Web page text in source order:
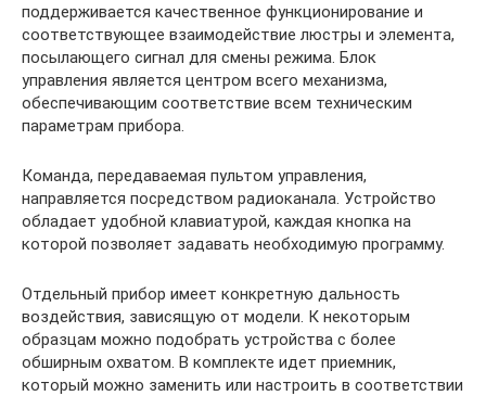
поддерживается качественное функционирование и
соответствующее взаимодействие люстры и элемента,
посылающего сигнал для смены режима. Блок
управления является центром всего механизма,
обеспечивающим соответствие всем техническим
параметрам прибора.
Команда, передаваемая пультом управления,
направляется посредством радиоканала. Устройство
обладает удобной клавиатурой, каждая кнопка на
которой позволяет задавать необходимую программу.
Отдельный прибор имеет конкретную дальность
воздействия, зависящую от модели. К некоторым
образцам можно подобрать устройства с более
обширным охватом. В комплекте идет приемник,
который можно заменить или настроить в соответствии